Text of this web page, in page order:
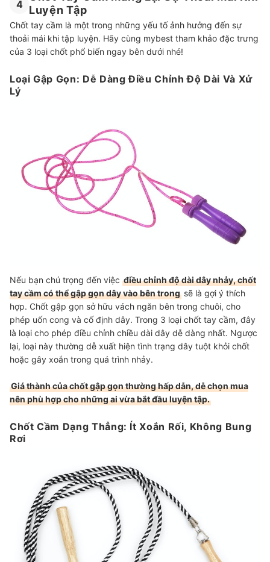
4 Luyện Tập
Chốt tay cầm là một trong những yếu tố ảnh hưởng đến sự
thoải mái khi tập luyện. Hãy cùng mybest tham khảo đặc trưng
của 3 loại chốt phổ biến ngay bên dưới nhé!
Loại Gập Gọn: Dễ Dàng Điều Chỉnh Độ Dài Và Xử
Lý
Nếu bạn chú trọng đến việc điều chỉnh độ dài dây nhảy, chốt
tay cầm có thể gập gọn dây vào bên trong sẽ là gợi ý thích
hợp. Chốt gập gọn sở hữu vách ngăn bên trong chuôi, cho
phép uốn cong và cố định dây. Trong 3 loại chốt tay cầm, đây
là loại cho phép điều chỉnh chiều dài dây dễ dàng nhất. Ngược
lại, loại này thường dễ xuất hiện tình trạng dây tuột khỏi chốt
hoặc gây xoắn trong quá trình nhảy.
Giá thành của chốt gập gọn thường hấp dẫn, dễ chọn mua
nên phù hợp cho những ai vừa bắt đầu luyện tập.
Chốt Cầm Dạng Thẳng: Ít Xoắn Rối, Không Bung
Rơi